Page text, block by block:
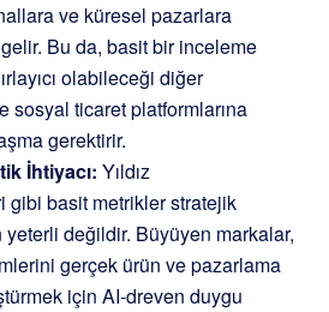
ve küresel pazarlara
Bu da, basit bir inceleme
olabileceği diğer
sosyal ticaret platformlarına
gerektirir.
İhtiyacı: Yıldız
gibi basit metrikler stratejik
değildir. Büyüyen markalar,
gerçek ürün ve pazarlama
için AI-dreven duygu